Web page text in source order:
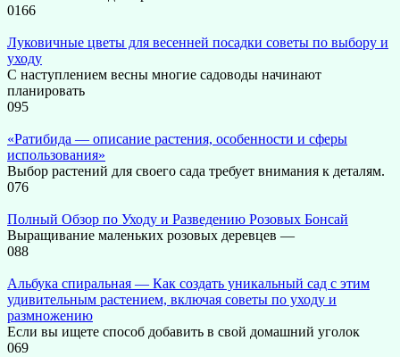
0166
Луковичные цветы для весенней посадки советы по выбору и
уходу
С наступлением весны многие садоводы начинают
планировать
095
«Ратибида — описание растения, особенности и сферы
использования»
Выбор растений для своего сада требует внимания к деталям.
076
Полный Обзор по Уходу и Разведению Розовых Бонсай
Выращивание маленьких розовых деревцев —
088
Альбука спиральная — Как создать уникальный сад с этим
удивительным растением, включая советы по уходу и
размножению
Если вы ищете способ добавить в свой домашний уголок
069